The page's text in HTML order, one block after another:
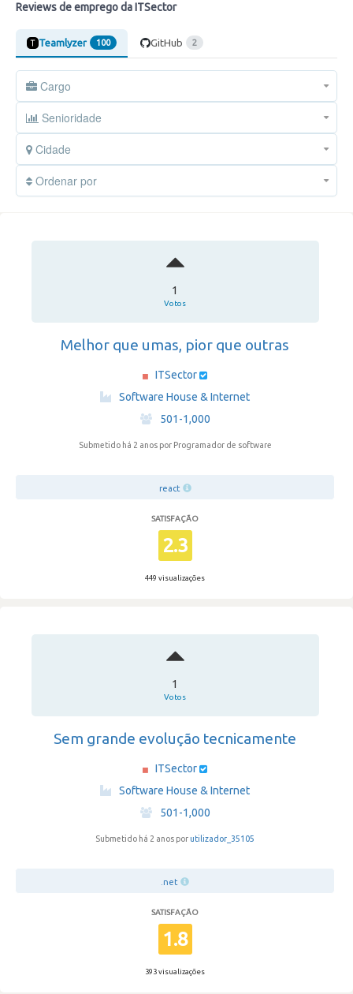
Reviews de emprego da ITSector
Teamlyzer 100 GitHub 2
Cargo
Senioridade
Cidade
Ordenar por
1
Votos
Melhor que umas, pior que outras
ITSector
Software House & Internet
·
501-1,000
Submetido há 2 anos por Programador de software
react
SATISFAÇÃO
2.3
449 visualizações
1
Votos
Sem grande evolução tecnicamente
ITSector
Software House & Internet
·
501-1,000
Submetido há 2 anos por utilizador_35105
.net
SATISFAÇÃO
1.8
393 visualizações